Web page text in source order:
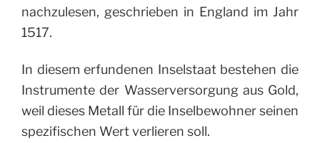
nachzulesen, geschrieben in England im Jahr
1517.
In diesem erfundenen Inselstaat bestehen die
Instrumente der Wasserversorgung aus Gold,
weil dieses Metall für die Inselbewohner seinen
spezifischen Wert verlieren soll.